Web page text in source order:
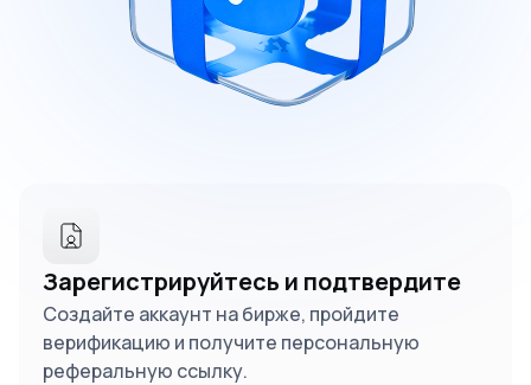
Зарегистрируйтесь и подтвердите
Создайте аккаунт на бирже, пройдите
верификацию и получите персональную
реферальную ссылку.